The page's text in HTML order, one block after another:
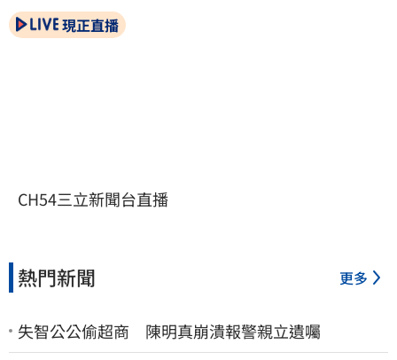
現正直播
CH54三立新聞台直播
熱門新聞 更多
失智公公偷超商 陳明真崩潰報警親立遺囑